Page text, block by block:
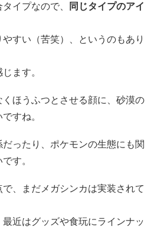
イプなので、
同じタイプのアイ
すい（苦笑）、というのもあり
ます。
ほうふつとさせる顔に、砂漠の
すね。
ったり、ポケモンの生態にも関
す。
、まだメガシンカは実装されて
近はグッズや食玩にラインナッ